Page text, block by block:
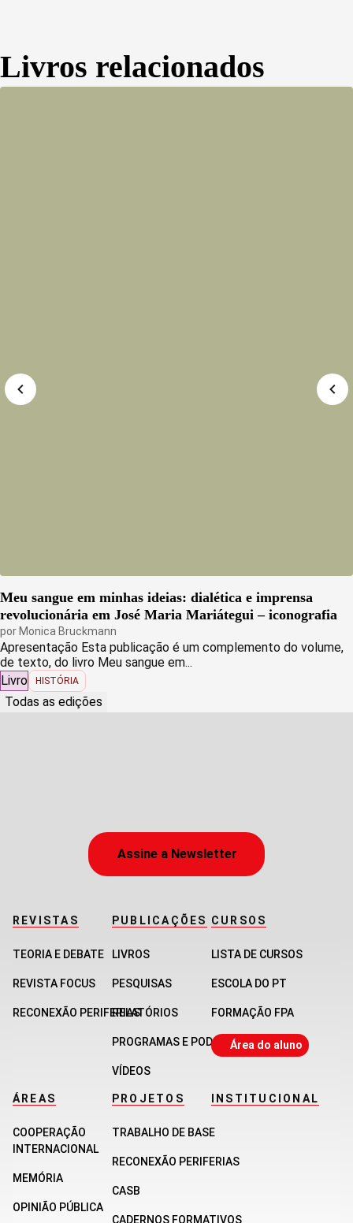
Livros relacionados
Meu sangue em minhas ideias: dialética e imprensa
revolucionária em José Maria Mariátegui – iconografia
por Monica Bruckmann
Apresentação Esta publicação é um complemento do volume,
de texto, do livro Meu sangue em...
Livro
HISTÓRIA
Todas as edições
Assine a Newsletter
REVISTAS
TEORIA E DEBATE
REVISTA FOCUS
RECONEXÃO PERIFERIAS
PUBLICAÇÕES
LIVROS
PESQUISAS
RELATÓRIOS
PROGRAMAS E PODCASTS
VÍDEOS
CURSOS
LISTA DE CURSOS
ESCOLA DO PT
FORMAÇÃO FPA
Área do aluno
ÁREAS
COOPERAÇÃO
INTERNACIONAL
MEMÓRIA
OPINIÃO PÚBLICA
PROJETOS
TRABALHO DE BASE
RECONEXÃO PERIFERIAS
CASB
CADERNOS FORMATIVOS
INSTITUCIONAL